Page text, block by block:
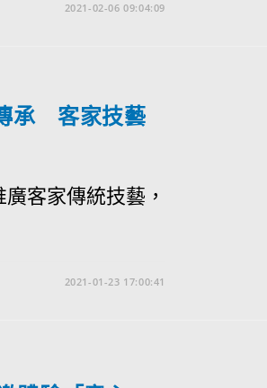
2021-02-06 09:04:09
承 客家技藝
客家傳統技藝，
2021-01-23 17:00:41